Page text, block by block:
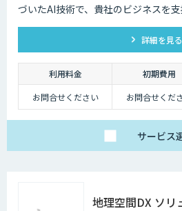
づいたAI技術で、貴社のビジネスを支
詳細を見る
利用料金 初期費用
お問合せください
お問合せくだ
サービス
地理空間DX ソリ